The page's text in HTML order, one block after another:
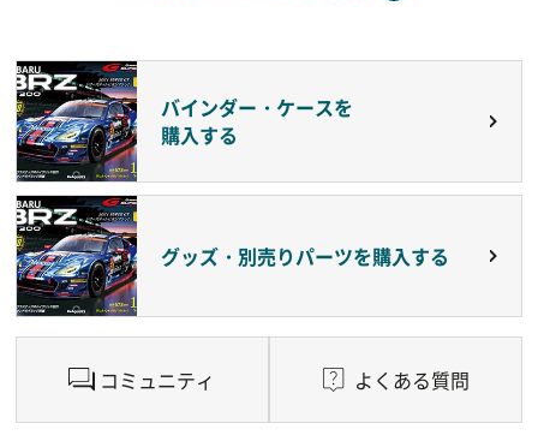
バインダー・ケースを
購入する
グッズ・別売りパーツを購入する
コミュニティ よくある質問